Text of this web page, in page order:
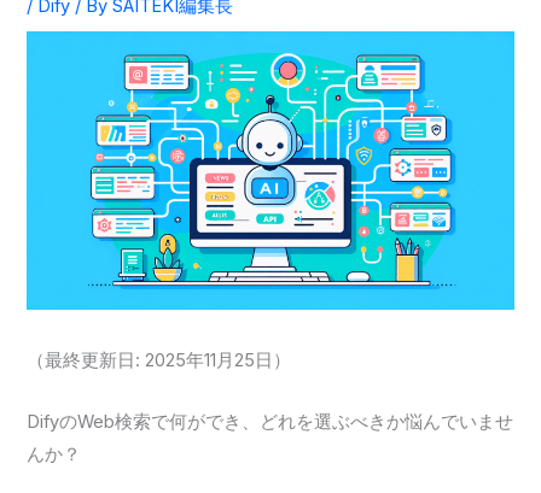
/ Dify / BySAITEKI編集長
（最終更新日: 2025年11月25日）
DifyのWeb検索で何ができ、どれを選ぶべきか悩んでいませ
んか？